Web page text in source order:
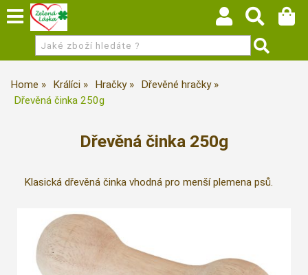
Home Králíci Hračky
Dřevěné hračky
Dřevěná činka 250g
Dřevěná činka 250g
Klasická dřevěná činka vhodná pro menší plemena psů.